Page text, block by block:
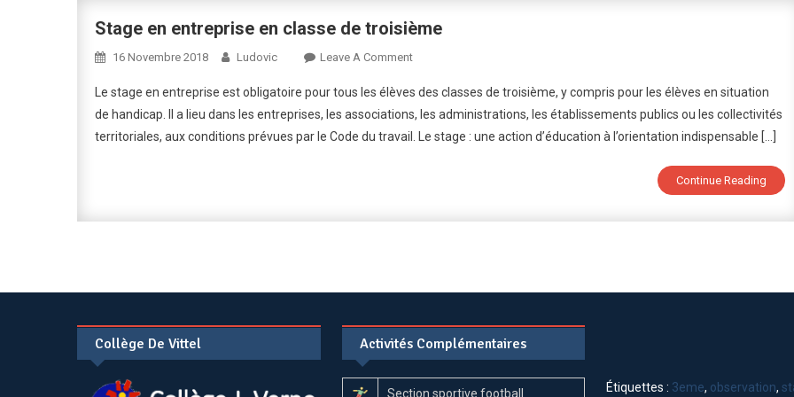
Stage en entreprise en classe de troisième
16 Novembre 2018 Ludovic Leave A CommentOn
En
Entreprise
En
Le stage en entreprise est obligatoire pour tous les élèves des classes de troisième, y compris pour les élèves en situation
de handicap. Il a lieu dans les entreprises, les associations, les administrations, les établissements publics ou les collectivités
territoriales, aux conditions prévues par le Code du travail. Le stage : une action d’éducation à l’orientation indispensable […]
Continue Reading
Collège De Vittel Activités Complémentaires
Section sportive football Étiquettes : 3eme, observation,